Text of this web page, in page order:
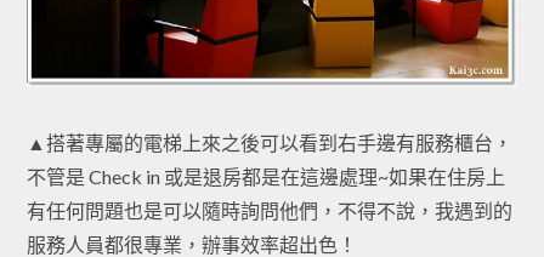
▲搭著專屬的電梯上來之後可以看到右手邊有服務櫃台，
不管是 Check in 或是退房都是在這邊處理~如果在住房上
有任何問題也是可以隨時詢問他們，不得不說，我遇到的
服務人員都很專業，辦事效率超出色！